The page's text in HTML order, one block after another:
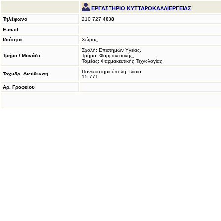
ΕΡΓΑΣΤΗΡΙΟ ΚΥΤΤΑΡΟΚΑΛΛΙΕΡΓΕΙΑΣ
Τηλέφωνο 210 727 4038
E-mail
Ιδιότητα
Χώρος
Τμήμα / Μονάδα
Σχολή: Επιστημών Υγείας,
Τμήμα: Φαρμακευτικής,
Τομέας: Φαρμακευτικής Τεχνολογίας
Ταχυδρ. Διεύθυνση
Πανεπιστημιούπολη, Ιλίσια,
15 771
Αρ. Γραφείου